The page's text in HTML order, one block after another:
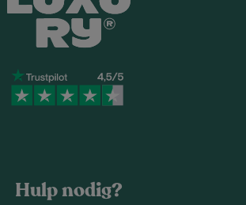
Hulp nodig?